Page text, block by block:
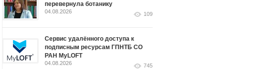
перевернула ботанику
04.08.2026 109
Сервис удалённого доступа к
подписным ресурсам ГПНТБ СО
РАН MyLOFT
04.08.2026 745